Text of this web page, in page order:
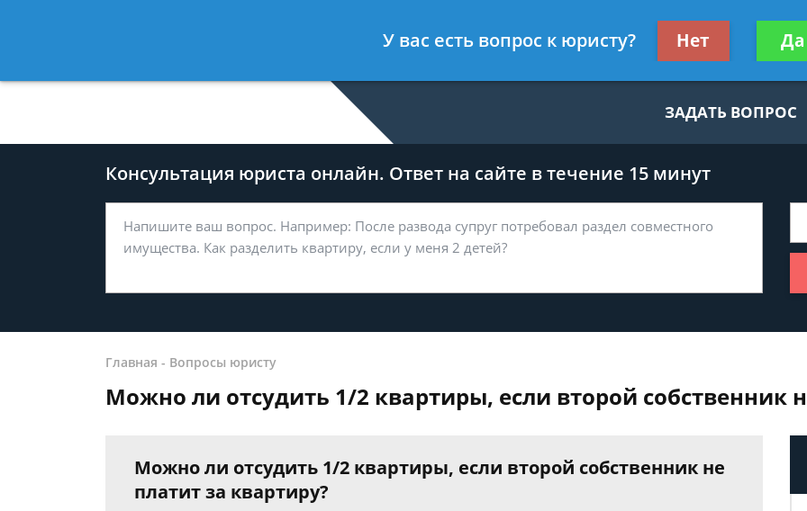
- Юрист по гражданскому праву
Получите
ЗАДАТЬ ВОПРОС
Консультация юриста онлайн. Ответ на сайте в течение 15 минут
Главная - Вопросы юристу
Можно ли отсудить 1/2 квартиры, если второй собственник
Можно ли отсудить 1/2 квартиры, если второй собственник не
платит за квартиру?
У вас есть вопрос к юристу? Нет Да